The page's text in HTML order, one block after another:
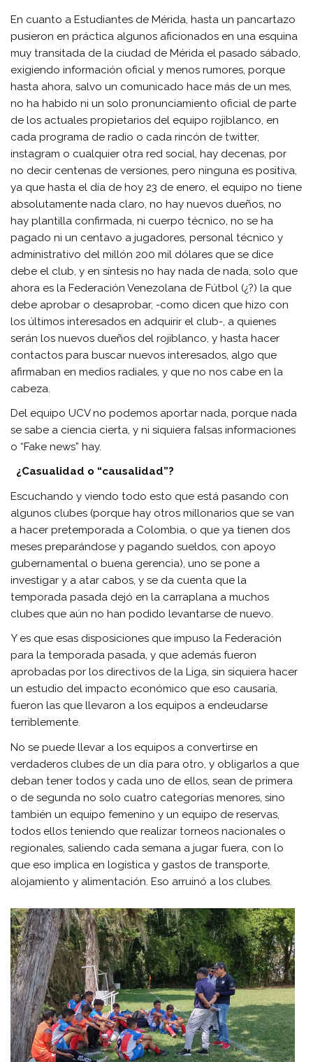
En cuanto a Estudiantes de Mérida, hasta un pancartazo
pusieron en práctica algunos aficionados en una esquina
muy transitada de la ciudad de Mérida el pasado sábado,
exigiendo información oficial y menos rumores, porque
hasta ahora, salvo un comunicado hace más de un mes,
no ha habido ni un solo pronunciamiento oficial de parte
de los actuales propietarios del equipo rojiblanco, en
cada programa de radio o cada rincón de twitter,
instagram o cualquier otra red social, hay decenas, por
no decir centenas de versiones, pero ninguna es positiva,
ya que hasta el día de hoy 23 de enero, el equipo no tiene
absolutamente nada claro, no hay nuevos dueños, no
hay plantilla confirmada, ni cuerpo técnico, no se ha
pagado ni un centavo a jugadores, personal técnico y
administrativo del millón 200 mil dólares que se dice
debe el club, y en síntesis no hay nada de nada, solo que
ahora es la Federación Venezolana de Fútbol (¿?) la que
debe aprobar o desaprobar, -como dicen que hizo con
los últimos interesados en adquirir el club-, a quienes
serán los nuevos dueños del rojiblanco, y hasta hacer
contactos para buscar nuevos interesados, algo que
afirmaban en medios radiales, y que no nos cabe en la
cabeza.
Del equipo UCV no podemos aportar nada, porque nada
se sabe a ciencia cierta, y ni siquiera falsas informaciones
o “Fake news” hay.
¿Casualidad o “causalidad”?
Escuchando y viendo todo esto que está pasando con
algunos clubes (porque hay otros millonarios que se van
a hacer pretemporada a Colombia, o que ya tienen dos
meses preparándose y pagando sueldos, con apoyo
gubernamental o buena gerencia), uno se pone a
investigar y a atar cabos, y se da cuenta que la
temporada pasada dejó en la carraplana a muchos
clubes que aún no han podido levantarse de nuevo.
Y es que esas disposiciones que impuso la Federación
para la temporada pasada, y que además fueron
aprobadas por los directivos de la Liga, sin siquiera hacer
un estudio del impacto económico que eso causaría,
fueron las que llevaron a los equipos a endeudarse
terriblemente.
No se puede llevar a los equipos a convertirse en
verdaderos clubes de un día para otro, y obligarlos a que
deban tener todos y cada uno de ellos, sean de primera
o de segunda no solo cuatro categorías menores, sino
también un equipo femenino y un equipo de reservas,
todos ellos teniendo que realizar torneos nacionales o
regionales, saliendo cada semana a jugar fuera, con lo
que eso implica en logística y gastos de transporte,
alojamiento y alimentación. Eso arruinó a los clubes.